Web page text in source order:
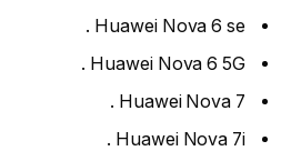
Huawei Nova 6 se .
Huawei Nova 6 5G .
Huawei Nova 7 .
Huawei Nova 7i .